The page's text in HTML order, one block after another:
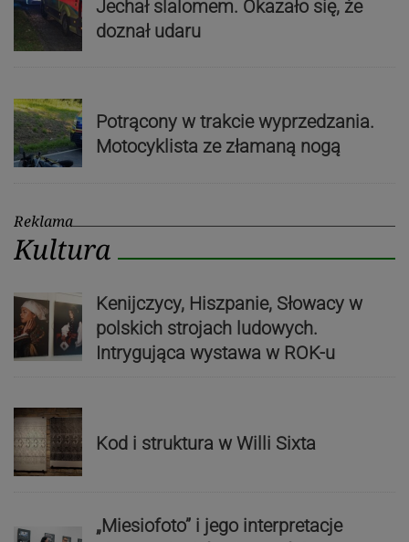
Jechał slalomem. Okazało się, że
doznał udaru
Potrącony w trakcie wyprzedzania.
Motocyklista ze złamaną nogą
Reklama
Kultura
Kenijczycy, Hiszpanie, Słowacy w
polskich strojach ludowych.
Intrygująca wystawa w ROK-u
Kod i struktura w Willi Sixta
„Miesiofoto” i jego interpretacje